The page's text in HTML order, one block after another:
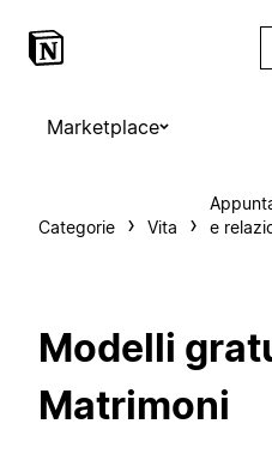
Marketplace
Categorie Vita
e
Modelli
Matrimoni